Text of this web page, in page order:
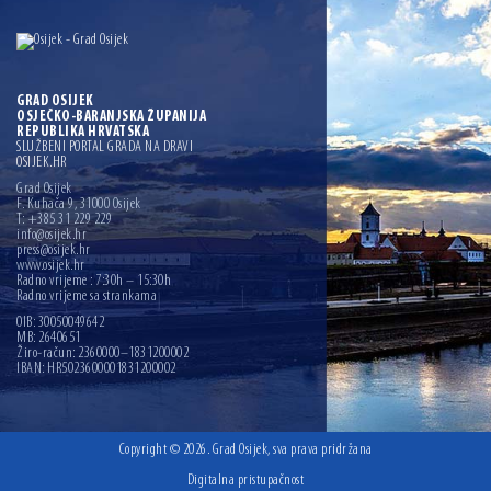
GRAD OSIJEK
OSJEČKO-BARANJSKA ŽUPANIJA
REPUBLIKA HRVATSKA
SLUŽBENI PORTAL GRADA NA DRAVI
OSIJEK.HR
Grad Osijek
F. Kuhača 9, 31000 Osijek
T: +385 31 229 229
info@osijek.hr
press@osijek.hr
www.osijek.hr
Radno vrijeme : 7:30h – 15:30h
Radno vrijeme sa strankama
OIB: 30050049642
MB: 2640651
Žiro-račun: 2360000–1831200002
IBAN: HR5023600001831200002
Copyright © 2026. Grad Osijek, sva prava pridržana
Digitalna pristupačnost